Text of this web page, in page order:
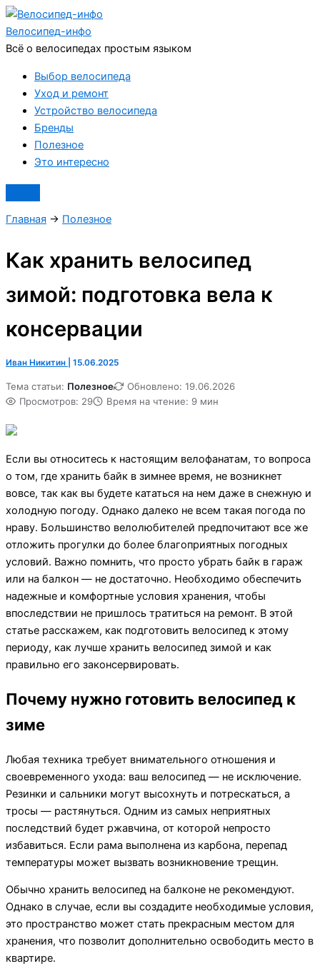
Перейти
к
содержимому
Велосипед-инфо
Всё о велосипедах простым языком
Выбор велосипеда
Уход и ремонт
Устройство велосипеда
Бренды
Полезное
Это интересно
Главная → Полезное
Как хранить велосипед
зимой: подготовка вела к
консервации
Иван Никитин 15.06.2025
Тема статьи: Полезное
Обновлено: 19.06.2026
Просмотров: 29
Время на чтение: 9 мин
Если вы относитесь к настоящим велофанатам, то вопроса
о том, где хранить байк в зимнее время, не возникнет
вовсе, так как вы будете кататься на нем даже в снежную и
холодную погоду. Однако далеко не всем такая погода по
нраву. Большинство велолюбителей предпочитают все же
отложить прогулки до более благоприятных погодных
условий. Важно помнить, что просто убрать байк в гараж
или на балкон — не достаточно. Необходимо обеспечить
надежные и комфортные условия хранения, чтобы
впоследствии не пришлось тратиться на ремонт. В этой
статье расскажем, как подготовить велосипед к этому
периоду, как лучше хранить велосипед зимой и как
правильно его законсервировать.
Почему нужно готовить велосипед к
зиме
Любая техника требует внимательного отношения и
своевременного ухода: ваш велосипед — не исключение.
Резинки и сальники могут высохнуть и потрескаться, а
тросы — растянуться. Одним из самых неприятных
последствий будет ржавчина, от которой непросто
избавиться. Если рама выполнена из карбона, перепад
температуры может вызвать возникновение трещин.
Обычно хранить велосипед на балконе не рекомендуют.
Однако в случае, если вы создадите необходимые условия,
это пространство может стать прекрасным местом для
хранения, что позволит дополнительно освободить место в
квартире.